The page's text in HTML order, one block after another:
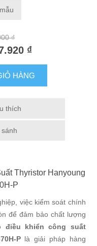
₫
₫
HÀNG
thích
Thyristor Hanyoung
P
việc kiểm soát chính
để đảm bảo chất lượng
điều khiển công suất
Plà giải pháp hàng